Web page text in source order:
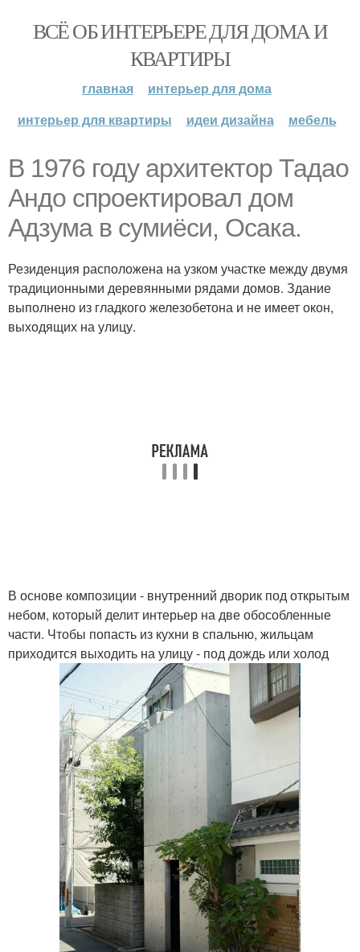
ВСЁ ОБ ИНТЕРЬЕРЕ ДЛЯ ДОМА И
КВАРТИРЫ
главная
интерьер для дома
интерьер для квартиры
идеи дизайна мебель
В 1976 году архитектор Тадао
Андо спроектировал дом
Адзума в сумиёси, Осака.
Резиденция расположена на узком участке между двумя
традиционными деревянными рядами домов. Здание
выполнено из гладкого железобетона и не имеет окон,
выходящих на улицу.
В основе композиции - внутренний дворик под открытым
небом, который делит интерьер на две обособленные
части. Чтобы попасть из кухни в спальню, жильцам
приходится выходить на улицу - под дождь или холод